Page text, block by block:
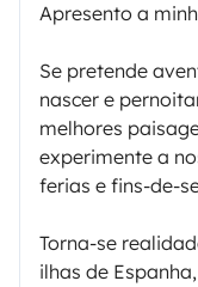
Apresento a
Se pretende
nascer e
melhores
experimente a
ferias e fins-de-
Torna-se
ilhas de